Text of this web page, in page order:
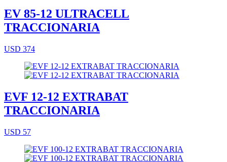
EV 85-12 ULTRACELL
TRACCIONARIA
USD 374
EVF 12-12 EXTRABAT
TRACCIONARIA
USD 57